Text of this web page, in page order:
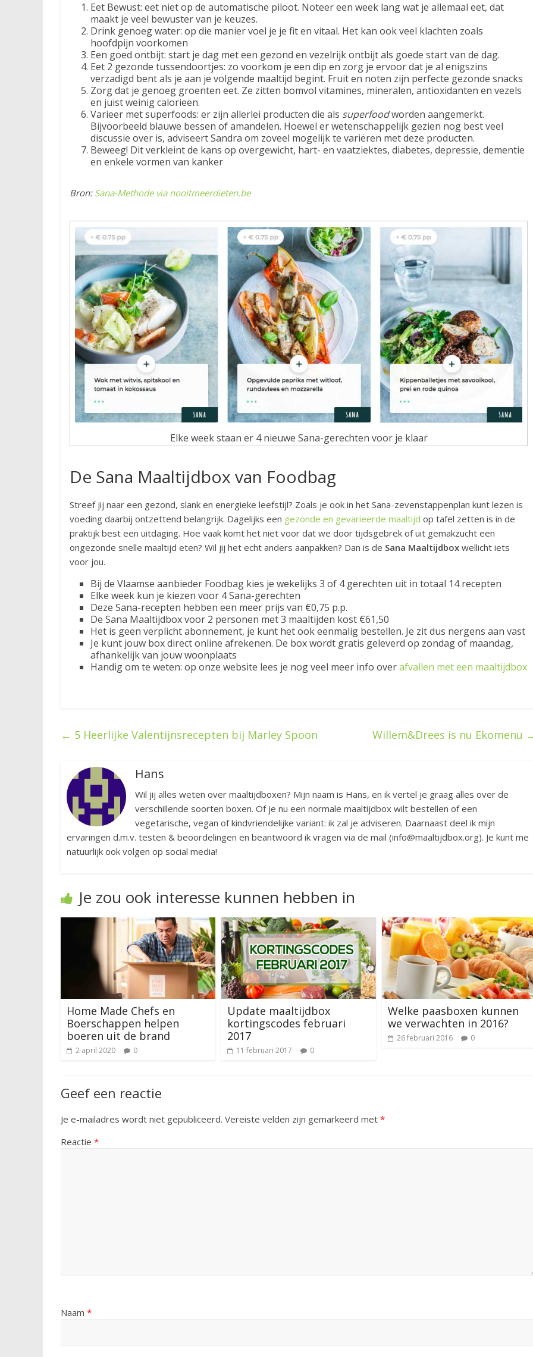
Eet Bewust: eet niet op de automatische piloot. Noteer een week lang wat je allemaal eet, dat
maakt je veel bewuster van je keuzes.
Drink genoeg water: op die manier voel je je fit en vitaal. Het kan ook veel klachten zoals
hoofdpijn voorkomen
Een goed ontbijt: start je dag met een gezond en vezelrijk ontbijt als goede start van de dag.
Eet 2 gezonde tussendoortjes: zo voorkom je een dip en zorg je ervoor dat je al enigszins
verzadigd bent als je aan je volgende maaltijd begint. Fruit en noten zijn perfecte gezonde snacks
Zorg dat je genoeg groenten eet. Ze zitten bomvol vitamines, mineralen, antioxidanten en vezels
en juist weinig calorieën.
Varieer met superfoods: er zijn allerlei producten die als superfoodworden aangemerkt.
Bijvoorbeeld blauwe bessen of amandelen. Hoewel er wetenschappelijk gezien nog best veel
discussie over is, adviseert Sandra om zoveel mogelijk te variëren met deze producten.
Beweeg! Dit verkleint de kans op overgewicht, hart- en vaatziektes, diabetes, depressie, dementie
en enkele vormen van kanker
Bron: Sana-Methode via nooitmeerdieten.be
Elke week staan er 4 nieuwe Sana-gerechten voor je klaar
De Sana Maaltijdbox van Foodbag
Streef jij naar een gezond, slank en energieke leefstijl? Zoals je ook in het Sana-zevenstappenplan kunt lezen is
voeding daarbij ontzettend belangrijk. Dagelijks een gezonde en gevarieerde maaltijd op tafel zetten is in de
praktijk best een uitdaging. Hoe vaak komt het niet voor dat we door tijdsgebrek of uit gemakzucht een
ongezonde snelle maaltijd eten? Wil jij het echt anders aanpakken? Dan is de Sana Maaltijdbox wellicht iets
voor jou.
Bij de Vlaamse aanbieder Foodbag kies je wekelijks 3 of 4 gerechten uit in totaal 14 recepten
Elke week kun je kiezen voor 4 Sana-gerechten
Deze Sana-recepten hebben een meer prijs van €0,75 p.p.
De Sana Maaltijdbox voor 2 personen met 3 maaltijden kost €61,50
Het is geen verplicht abonnement, je kunt het ook eenmalig bestellen. Je zit dus nergens aan vast
Je kunt jouw box direct online afrekenen. De box wordt gratis geleverd op zondag of maandag,
afhankelijk van jouw woonplaats
Handig om te weten: op onze website lees je nog veel meer info overafvallen met een maaltijdbox
← 5 Heerlijke Valentijnsrecepten bij Marley Spoon Willem&Drees is nu Ekomenu
Hans
Wil jij alles weten over maaltijdboxen? Mijn naam is Hans, en ik vertel je graag alles over de
verschillende soorten boxen. Of je nu een normale maaltijdbox wilt bestellen of een
vegetarische, vegan of kindvriendelijke variant: ik zal je adviseren. Daarnaast deel ik mijn
ervaringen d.m.v. testen & beoordelingen en beantwoord ik vragen via de mail (info@maaltijdbox.org). Je kunt me
natuurlijk ook volgen op social media!
Je zou ook interesse kunnen hebben in
Home Made Chefs en
Boerschappen helpen
boeren uit de brand
2 april 2020 0
Update maaltijdbox
kortingscodes februari
2017
11 februari 2017 0
Welke paasboxen kunnen
we verwachten in 2016?
26 februari 2016 0
Geef een reactie
Je e-mailadres wordt niet gepubliceerd. Vereiste velden zijn gemarkeerd met *
Reactie *
Naam *